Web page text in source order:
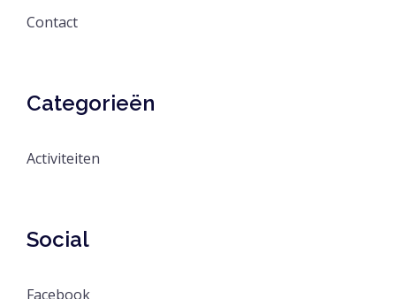
Contact
Categorieën
Activiteiten
Social
Facebook